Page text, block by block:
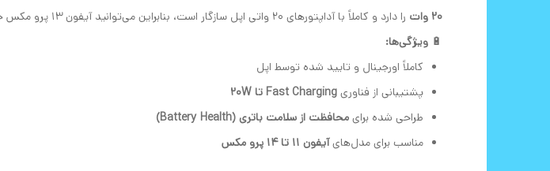
20 وات
را دارد و کاملاً با آداپتورهای 20 واتی اپل سازگار است، بنابراین می‌توانید آیفون 13 پرو مکس خود را با سرعت بالا و امنیت کامل شارژ کنید.
🔋 ویژگی‌ها:
کاملاً اورجینال و تایید شده توسط اپل
پشتیبانی از فناوری Fast Charging تا 20W
طراحی شده برای محافظت از سلامت باتری (Battery Health)
مناسب برای مدل‌هایآیفون 11 تا 14 پرو مکس